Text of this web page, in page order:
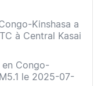
Kinshasa a
à Central Kasai
Congo-
le 2025-07-